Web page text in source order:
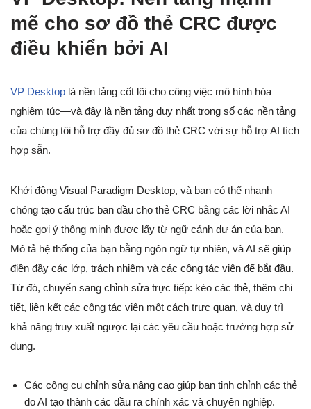
mẽ cho sơ đồ thẻ CRC được
điều khiển bởi AI
VP Desktop là nền tảng cốt lõi cho công việc mô hình hóa
nghiêm túc—và đây là nền tảng duy nhất trong số các nền tảng
của chúng tôi hỗ trợ đầy đủ sơ đồ thẻ CRC với sự hỗ trợ AI tích
hợp sẵn.
Khởi động Visual Paradigm Desktop, và bạn có thể nhanh
chóng tạo cấu trúc ban đầu cho thẻ CRC bằng các lời nhắc AI
hoặc gợi ý thông minh được lấy từ ngữ cảnh dự án của bạn.
Mô tả hệ thống của bạn bằng ngôn ngữ tự nhiên, và AI sẽ giúp
điền đầy các lớp, trách nhiệm và các cộng tác viên để bắt đầu.
Từ đó, chuyển sang chỉnh sửa trực tiếp: kéo các thẻ, thêm chi
tiết, liên kết các cộng tác viên một cách trực quan, và duy trì
khả năng truy xuất ngược lại các yêu cầu hoặc trường hợp sử
dụng.
Các công cụ chỉnh sửa nâng cao giúp bạn tinh chỉnh các thẻ
do AI tạo thành các đầu ra chính xác và chuyên nghiệp.